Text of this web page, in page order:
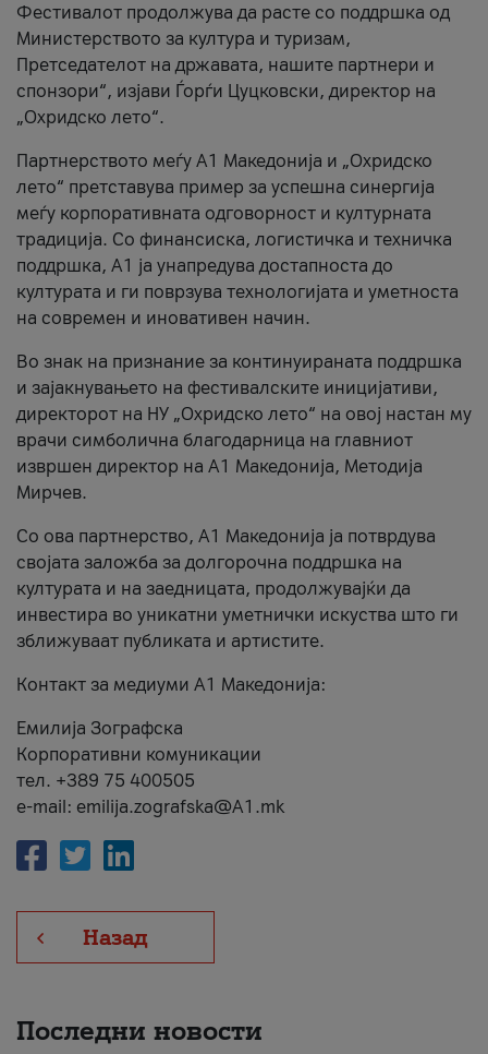
Фестивалот продолжува да расте со поддршка од
Министерството за култура и туризам,
Претседателот на државата, нашите партнери и
спонзори“, изјави Ѓорѓи Цуцковски, директор на
„Охридско лето“.
Партнерството меѓу A1 Македонија и „Охридско
лето“ претставува пример за успешна синергија
меѓу корпоративната одговорност и културната
традиција. Со финансиска, логистичка и техничка
поддршка, A1 ја унапредува достапноста до
културата и ги поврзува технологијата и уметноста
на современ и иновативен начин.
Во знак на признание за континуираната поддршка
и зајакнувањето на фестивалските иницијативи,
директорот на НУ „Охридско лето“ на овој настан му
врачи симболична благодарница на главниот
извршен директор на A1 Македонија, Методија
Мирчев.
Со ова партнерство, A1 Македонија ја потврдува
својата заложба за долгорочна поддршка на
културата и на заедницата, продолжувајќи да
инвестира во уникатни уметнички искуства што ги
зближуваат публиката и артистите.
Контакт за медиуми А1 Македонија:
Емилија Зографска
Корпоративни комуникации
тел. +389 75 400505
e-mail: emilija.zografska@A1.mk
Назад
Последни новости